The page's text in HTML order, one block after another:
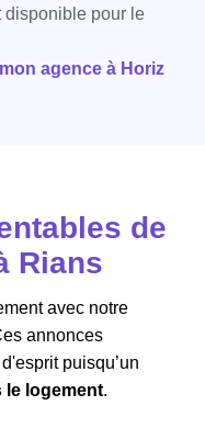
disponible pour le
agence à Horiz
de
Rians
avec notre
annonces
puisqu’un
le logement.